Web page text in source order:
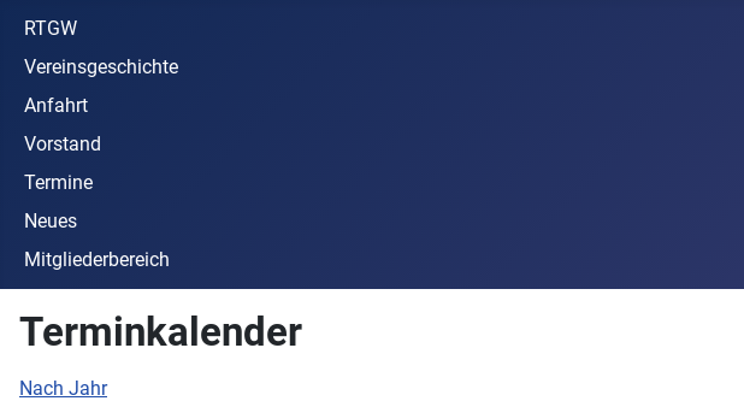
RTGW
Vereinsgeschichte
Anfahrt
Vorstand
Termine
Neues
Mitgliederbereich
Terminkalender
Nach Jahr